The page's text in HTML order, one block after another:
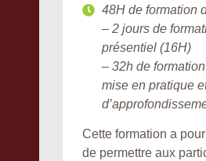
48H de formation
– 2 jours de
présentiel (16H)
– 32h de
mise en pratique
Cette formation a
de permettre aux